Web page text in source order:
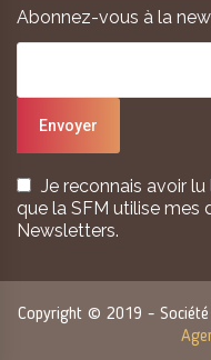
Abonnez-vous à la
Je reconnais avoir
que la SFM utilise mes
Newsletters.
Copyright © 2019 - Société